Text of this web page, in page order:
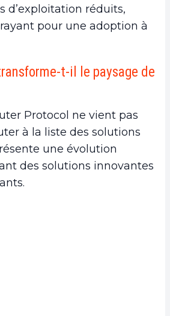
d’exploitation réduits,
pour une adoption à
t-il le paysage de
Protocol ne vient pas
à la liste des solutions
une évolution
des solutions innovantes